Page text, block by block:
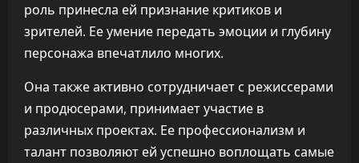
роль принесла ей признание критиков и
зрителей. Ее умение передать эмоции и глубину
персонажа впечатлило многих.
Она также активно сотрудничает с режиссерами
и продюсерами, принимает участие в
различных проектах. Ее профессионализм и
талант позволяют ей успешно воплощать самые